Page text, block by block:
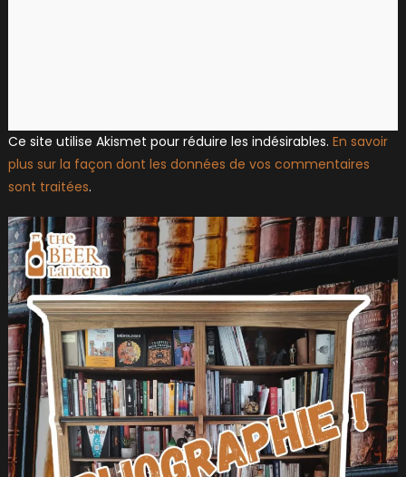
Ce site utilise Akismet pour réduire les indésirables. En savoir
plus sur la façon dont les données de vos commentaires
sont traitées.